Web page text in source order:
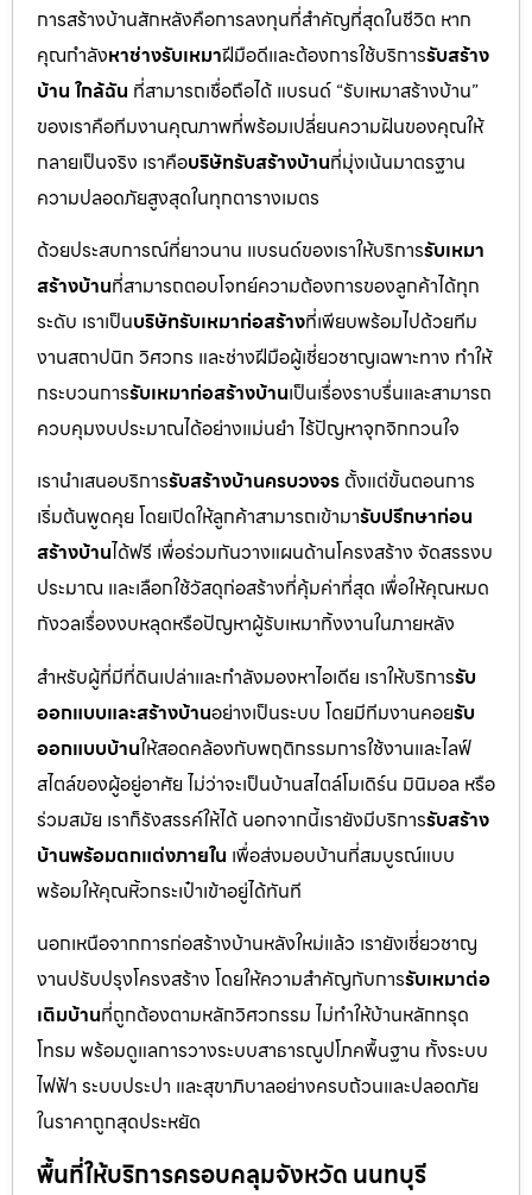
การสร้างบ้านสักหลังคือการลงทุนที่สำคัญที่สุดในชีวิต หาก
คุณกำลังหาช่างรับเหมาฝีมือดีและต้องการใช้บริการรับสร้าง
บ้าน ใกล้ฉัน ที่สามารถเชื่อถือได้ แบรนด์ “รับเหมาสร้างบ้าน”
ของเราคือทีมงานคุณภาพที่พร้อมเปลี่ยนความฝันของคุณให้
กลายเป็นจริง เราคือบริษัทรับสร้างบ้านที่มุ่งเน้นมาตรฐาน
ความปลอดภัยสูงสุดในทุกตารางเมตร
ด้วยประสบการณ์ที่ยาวนาน แบรนด์ของเราให้บริการรับเหมา
สร้างบ้านที่สามารถตอบโจทย์ความต้องการของลูกค้าได้ทุก
ระดับ เราเป็นบริษัทรับเหมาก่อสร้างที่เพียบพร้อมไปด้วยทีม
งานสถาปนิก วิศวกร และช่างฝีมือผู้เชี่ยวชาญเฉพาะทาง ทำให้
กระบวนการรับเหมาก่อสร้างบ้านเป็นเรื่องราบรื่นและสามารถ
ควบคุมงบประมาณได้อย่างแม่นยำ ไร้ปัญหาจุกจิกกวนใจ
เรานำเสนอบริการรับสร้างบ้านครบวงจร ตั้งแต่ขั้นตอนการ
เริ่มต้นพูดคุย โดยเปิดให้ลูกค้าสามารถเข้ามารับปรึกษาก่อน
สร้างบ้านได้ฟรี เพื่อร่วมกันวางแผนด้านโครงสร้าง จัดสรรงบ
ประมาณ และเลือกใช้วัสดุก่อสร้างที่คุ้มค่าที่สุด เพื่อให้คุณหมด
กังวลเรื่องงบหลุดหรือปัญหาผู้รับเหมาทิ้งงานในภายหลัง
สำหรับผู้ที่มีที่ดินเปล่าและกำลังมองหาไอเดีย เราให้บริการรับ
ออกแบบและสร้างบ้านอย่างเป็นระบบ โดยมีทีมงานคอยรับ
ออกแบบบ้านให้สอดคล้องกับพฤติกรรมการใช้งานและไลฟ์
สไตล์ของผู้อยู่อาศัย ไม่ว่าจะเป็นบ้านสไตล์โมเดิร์น มินิมอล หรือ
ร่วมสมัย เราก็รังสรรค์ให้ได้ นอกจากนี้เรายังมีบริการรับสร้าง
บ้านพร้อมตกแต่งภายใน เพื่อส่งมอบบ้านที่สมบูรณ์แบบ
พร้อมให้คุณหิ้วกระเป๋าเข้าอยู่ได้ทันที
นอกเหนือจากการก่อสร้างบ้านหลังใหม่แล้ว เรายังเชี่ยวชาญ
งานปรับปรุงโครงสร้าง โดยให้ความสำคัญกับการรับเหมาต่อ
เติมบ้านที่ถูกต้องตามหลักวิศวกรรม ไม่ทำให้บ้านหลักทรุด
โทรม พร้อมดูแลการวางระบบสาธารณูปโภคพื้นฐาน ทั้งระบบ
ไฟฟ้า ระบบประปา และสุขาภิบาลอย่างครบถ้วนและปลอดภัย
ในราคาถูกสุดประหยัด
พื้นที่ให้บริการครอบคลุมจังหวัด นนทบุรี